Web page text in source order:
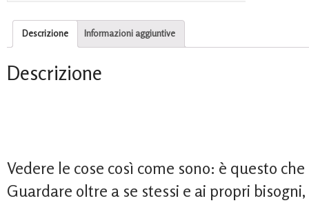
Descrizione Informazioni aggiuntive
Descrizione
Vedere le cose così come sono: è questo
Guardare oltre a se stessi e ai propri